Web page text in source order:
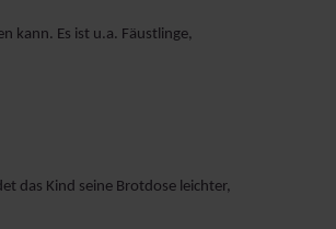
kann. Es ist u.a. Fäustlinge,
das Kind seine Brotdose leichter,